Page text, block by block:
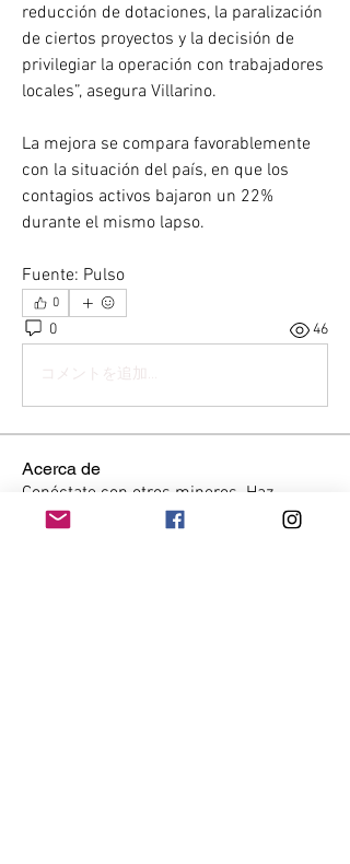
reducción de dotaciones, la paralización
de ciertos proyectos y la decisión de
privilegiar la operación con trabajadores
locales”, asegura Villarino.
La mejora se compara favorablemente
con la situación del país, en que los
contagios activos bajaron un 22%
durante el mismo lapso.
Fuente: Pulso
0
0 46
コメントを追加…
Acerca de
Conéctate con otros mineros. Haz
preguntas, obtén respuestas